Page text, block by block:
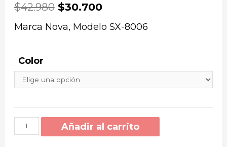
$42.980 $30.700
Marca Nova, Modelo SX-8006
Color
Añadir al carrito